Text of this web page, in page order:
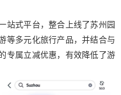
站式平台，整合上线了苏州园
等多元化旅行产品，并结合与
专属立减优惠，有效降低了游